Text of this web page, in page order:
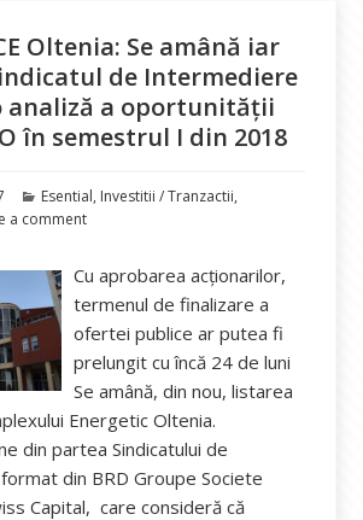
Oltenia: Se amână iar
de Intermediere
analiză a oportunității
în semestrul I din 2018
Categorii
Esential, Investitii / Tranzactii,
a comment
Cu aprobarea acționarilor,
termenul de finalizare a
ofertei publice ar putea fi
prelungit cu încă 24 de luni
Se amână, din nou, listarea
Energetic Oltenia.
din partea Sindicatului de
din BRD Groupe Societe
Capital, care consideră că